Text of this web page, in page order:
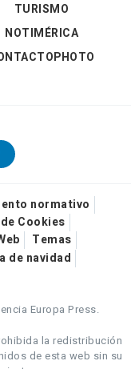
TURISMO
NOTIMÉRICA
normativo
Cookies
Temas
de navidad
Europa Press.
la redistribución
de esta web sin su